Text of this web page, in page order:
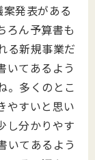
発表がある
ろん予算書も
る新規事業だ
いてあるよう
。多くのとこ
やすいと思い
し分かりやす
いてあるよう